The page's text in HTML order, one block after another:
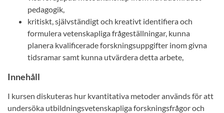
pedagogik,
kritiskt, självständigt och kreativt identifiera och
formulera vetenskapliga frågeställningar, kunna
planera kvalificerade forskningsuppgifter inom givna
tidsramar samt kunna utvärdera detta arbete,
Innehåll
I kursen diskuteras hur kvantitativa metoder används för att
undersöka utbildningsvetenskapliga forskningsfrågor och